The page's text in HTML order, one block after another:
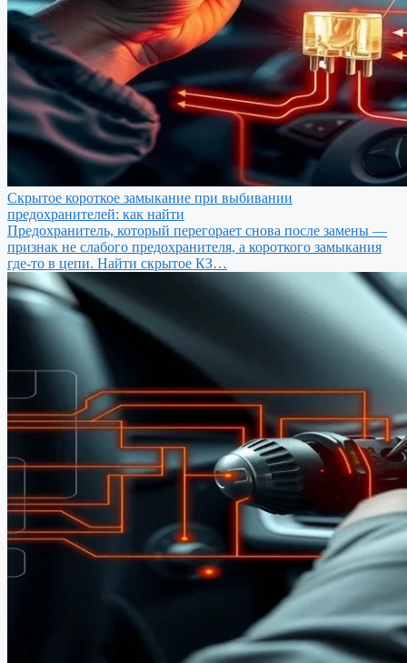
Скрытое короткое замыкание при выбивании
предохранителей: как найти
Предохранитель, который перегорает снова после замены —
признак не слабого предохранителя, а короткого замыкания
где-то в цепи. Найти скрытое КЗ…